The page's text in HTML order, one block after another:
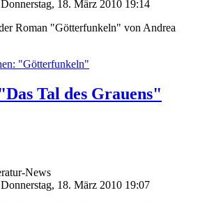
18. März 2010 19:14
Roman "Götterfunkeln" von Andrea
"Götterfunkeln"
Tal des Grauens"
News
18. März 2010 19:07